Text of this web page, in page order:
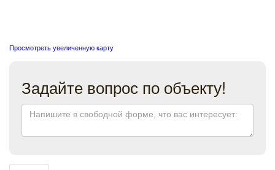
Просмотреть увеличенную карту
Задайте вопрос по объекту!